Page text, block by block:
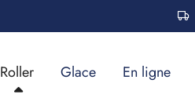
Roller Glace En ligne
CLÉS